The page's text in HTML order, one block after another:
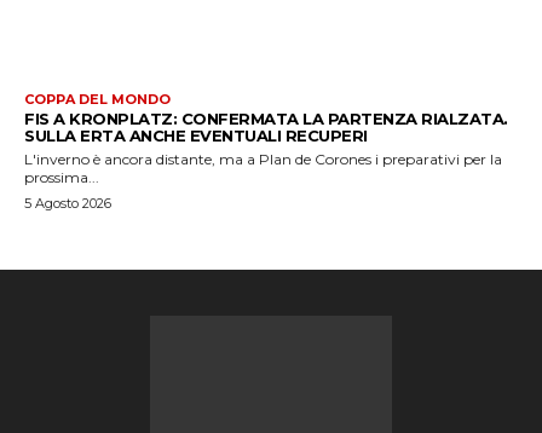
COPPA DEL MONDO
FIS A KRONPLATZ: CONFERMATA LA PARTENZA RIALZATA.
SULLA ERTA ANCHE EVENTUALI RECUPERI
L'inverno è ancora distante, ma a Plan de Corones i preparativi per la
prossima...
5 Agosto 2026